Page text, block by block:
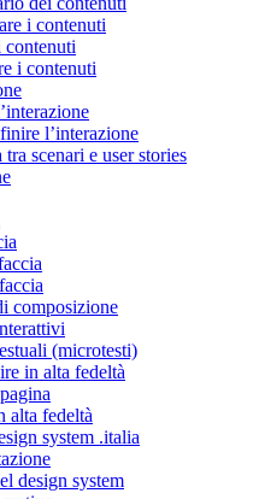
i contenuti
i contenuti
l’interazione
scenari e user stories
composizione
(microtesti)
in alta fedeltà
alta fedeltà
system .italia
design system